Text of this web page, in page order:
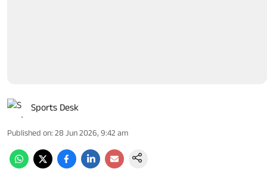
Sports Desk
Published on: 28 Jun 2026, 9:42 am